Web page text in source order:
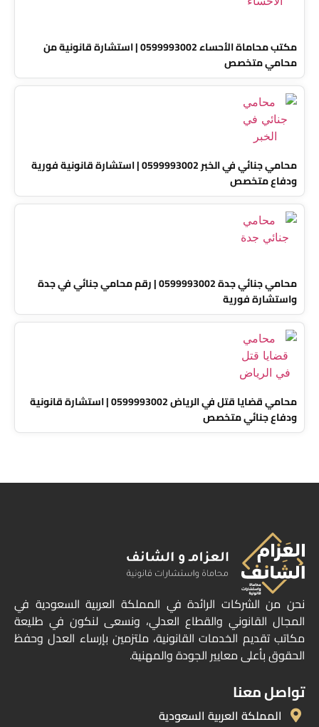
مكتب محاماة الأحساء 0599993002 | استشارة قانونية من
محامي متخصص
محامي جنائي في الخبر 0599993002 | استشارة قانونية فورية
ودفاع متخصص
محامي جنائي جدة 0599993002 | رقم محامي جنائي في جدة
واستشارة فورية
محامي قضايا قتل في الرياض 0599993002 | استشارة قانونية
ودفاع جنائي متخصص
نحن من الشركات الرائدة في المملكة العربية السعودية في
المجال القانوني والقطاع العدلي، ونسعى لنكون في طليعة
مكاتب تقديم الخدمات القانونية، ملتزمين بإرساء العدل وحفظ
الحقوق بأعلى معايير الجودة والمهنية.
تواصل معنا
المملكة العربية السعودية